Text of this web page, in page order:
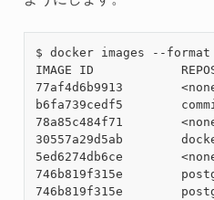
$ docker images --format
IMAGE ID
77af4d6b9913
b6fa739cedf5
78a85c484f71
30557a29d5ab
5ed6274db6ce
746b819f315e
746b819f315e